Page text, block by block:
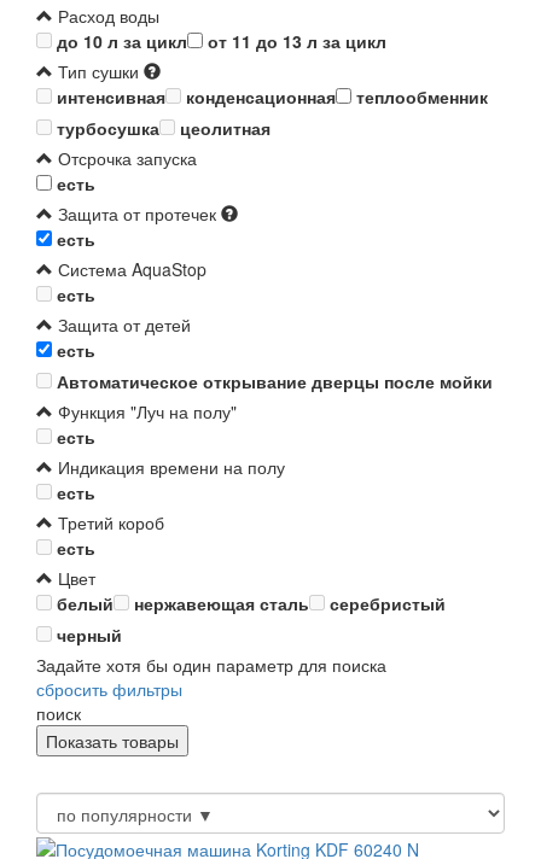
Расход воды
до 10 л за цикл
от 11 до 13 л за цикл
Тип сушки
интенсивная
конденсационная
теплообменник
турбосушка
цеолитная
Отсрочка запуска
есть
Защита от протечек
есть
Система AquaStop
есть
Защита от детей
есть
Автоматическое открывание дверцы после мойки
Функция "Луч на полу"
есть
Индикация времени на полу
есть
Третий короб
есть
Цвет
белый
нержавеющая сталь
серебристый
черный
Задайте хотя бы один параметр для поиска
сбросить фильтры
поиск